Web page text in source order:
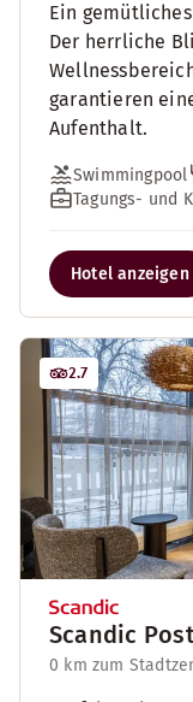
Ein
Der herrliche
garantieren
Aufenthalt.
Swimmingpool
Tagungs- und
Hotel anzeigen
2.7
Scandic
0 km zum